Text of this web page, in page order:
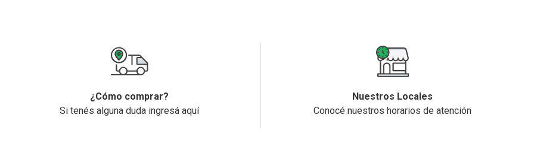
¿Cómo comprar?
Si tenés alguna duda ingresá aquí
Nuestros Locales
Conocé nuestros horarios de atención